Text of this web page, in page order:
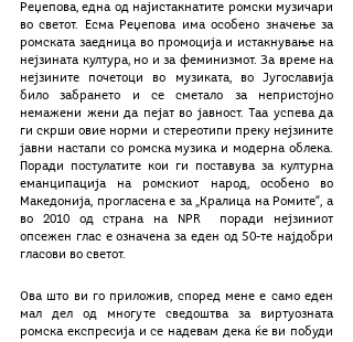
Реџепова, една од најистакнатите ромски музичари
во светот. Есма Реџепова има особено значење за
ромската заедница во промоција и истакнување на
нејзината култура, но и за феминизмот. За време на
нејзините почетоци во музиката, во Југославија
било забрането и се сметало за непристојно
немажени жени да пејат во јавност. Таа успева да
ги скрши овие норми и стереотипи преку нејзините
јавни настапи со ромска музика и модерна облека.
Поради постулатите кои ги поставува за културна
еманципација на ромскиот народ, особено во
Македонија, прогласена е за „Кралица на Ромите“, а
во 2010 од страна на NPR  поради нејзиниот
опсежен глас е означена за еден од 50-те најдобри
гласови во светот.
Ова што ви го приложив, според мене е само еден
мал дел од многуте сведоштва за виртуозната
ромска експресија и се надевам дека ќе ви побуди